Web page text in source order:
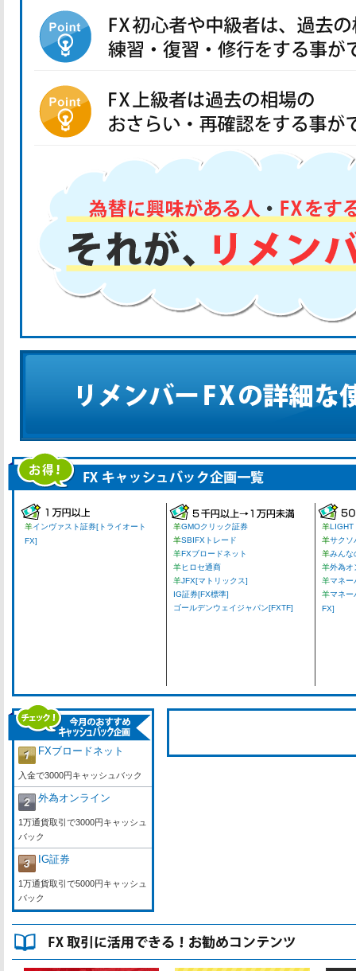
羊インヴァスト証券[トライオート
FX]
羊GMOクリック証券
羊SBIFXトレード
羊FXブロードネット
羊ヒロセ通商
羊JFX[マトリックス]
IG証券[FX標準]
ゴールデンウェイジャパン[FXTF]
羊LIGHT
羊サクソ
羊みんな
羊外為オ
羊マネー
羊マネー
FX]
FXブロードネット
入金で3000円キャッシュバック
外為オンライン
1万通貨取引で3000円キャッシュ
バック
IG証券
1万通貨取引で5000円キャッシュ
バック